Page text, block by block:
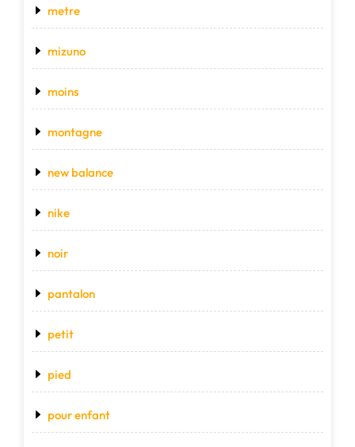
metre
mizuno
moins
montagne
new balance
nike
noir
pantalon
petit
pied
pour enfant